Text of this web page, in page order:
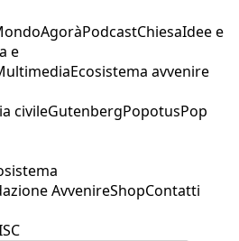
AgoràPodcastChiesaIdee e
e
Ecosistema avvenire
civileGutenbergPopotusPop
AvvenireShopContatti